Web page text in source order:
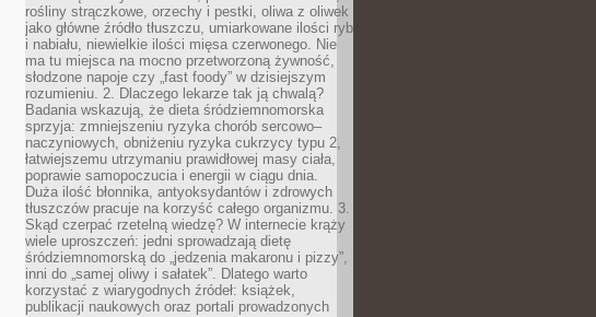
rośliny strączkowe, orzechy i pestki, oliwa z oliwek
jako główne źródło tłuszczu, umiarkowane ilości ryb
i nabiału, niewielkie ilości mięsa czerwonego. Nie
ma tu miejsca na mocno przetworzoną żywność,
słodzone napoje czy „fast foody” w dzisiejszym
rozumieniu. 2. Dlaczego lekarze tak ją chwalą?
Badania wskazują, że dieta śródziemnomorska
sprzyja: zmniejszeniu ryzyka chorób sercowo–
naczyniowych, obniżeniu ryzyka cukrzycy typu 2,
łatwiejszemu utrzymaniu prawidłowej masy ciała,
poprawie samopoczucia i energii w ciągu dnia.
Duża ilość błonnika, antyoksydantów i zdrowych
tłuszczów pracuje na korzyść całego organizmu. 3.
Skąd czerpać rzetelną wiedzę? W internecie krąży
wiele uproszczeń: jedni sprowadzają dietę
śródziemnomorską do „jedzenia makaronu i pizzy”,
inni do „samej oliwy i sałatek”. Dlatego warto
korzystać z wiarygodnych źródeł: książek,
publikacji naukowych oraz portali prowadzonych